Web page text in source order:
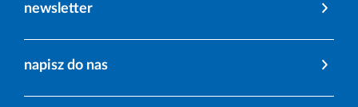
newsletter
napisz do nas